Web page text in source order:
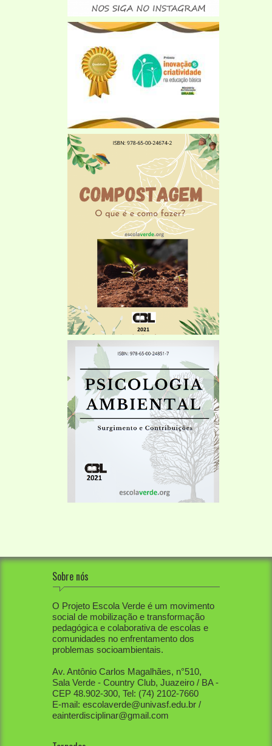
Sobre nós
O Projeto Escola Verde é um movimento
social de mobilização e transformação
pedagógica e colaborativa de escolas e
comunidades no enfrentamento dos
problemas socioambientais.
Av. Antônio Carlos Magalhães, n°510,
Sala Verde - Country Club, Juazeiro / BA -
CEP 48.902-300, Tel: (74) 2102-7660
E-mail: escolaverde@univasf.edu.br /
eainterdisciplinar@gmail.com